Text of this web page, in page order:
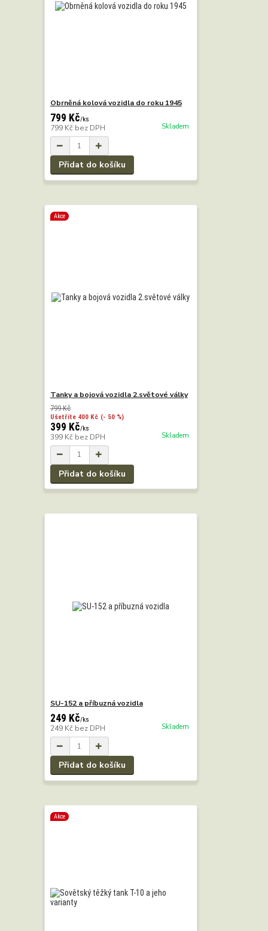
Obrněná kolová vozidla do roku 1945
799 Kč/ks
799 Kč bez DPH Skladem
Přidat do košíku
Akce
Tanky a bojová vozidla 2.světové války
799 Kč
Ušetříte 400 Kč (- 50 %)
399 Kč/ks
399 Kč bez DPH Skladem
Přidat do košíku
SU-152 a příbuzná vozidla
249 Kč/ks
249 Kč bez DPH Skladem
Přidat do košíku
Akce